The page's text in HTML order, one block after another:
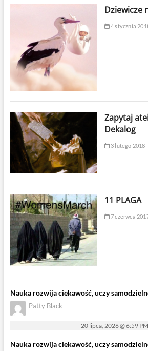
Dziewicze
4 stycznia
Zapytaj
Dekalog
3 lutego 2018
11 PLAGA
7 czerwca
Nauka rozwija ciekawość, uczy
Patty Black
20 lipca, 2026 @ 6:59 PM
Nauka rozwija ciekawość, uczy